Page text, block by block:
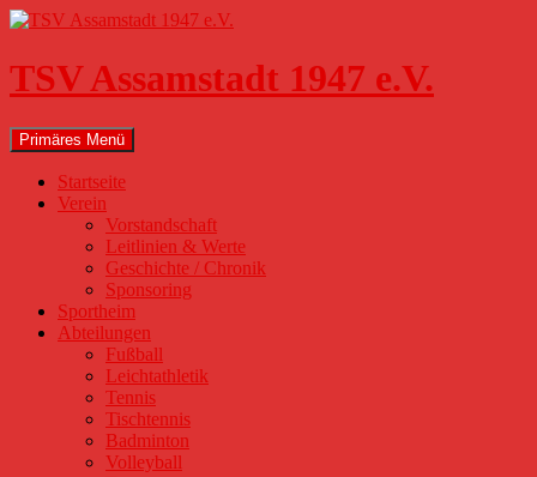
Zum
springen
TSV Assamstadt 1947 e.V.
Suchen
Primäres Menü
Startseite
Verein
Vorstandschaft
Leitlinien & Werte
Geschichte / Chronik
Sponsoring
Sportheim
Abteilungen
Fußball
Leichtathletik
Tennis
Tischtennis
Badminton
Volleyball